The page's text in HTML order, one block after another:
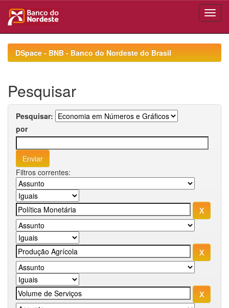
navigationDSpace - BNB - Banco do Nordeste do Brasil
Pesquisar
Pesquisar:
por
Filtros correntes: